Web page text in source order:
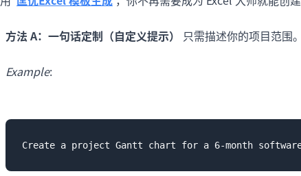
方法 A：一句话定制（自定义提示） 只需描述你的项目范围。
Example: